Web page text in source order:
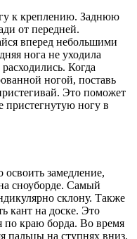
к креплению. Заднюю
от передней.
вперед небольшими
нога не уходила
Когда
ногой, поставь
Это поможет
пристегнутую ногу в
замедление,
сноуборде. Самый
склону. Также
кант на доске. Это
по краю борда. Во время
пальцы на ступнях вниз.